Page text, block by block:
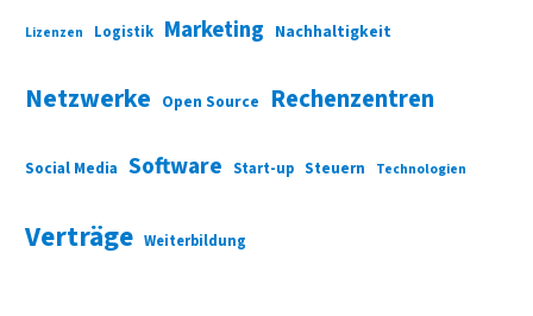
Lizenzen Logistik Marketing Nachhaltigkeit
Netzwerke Open Source Rechenzentren
Social Media Software Start-up Steuern Technologien
Verträge Weiterbildung